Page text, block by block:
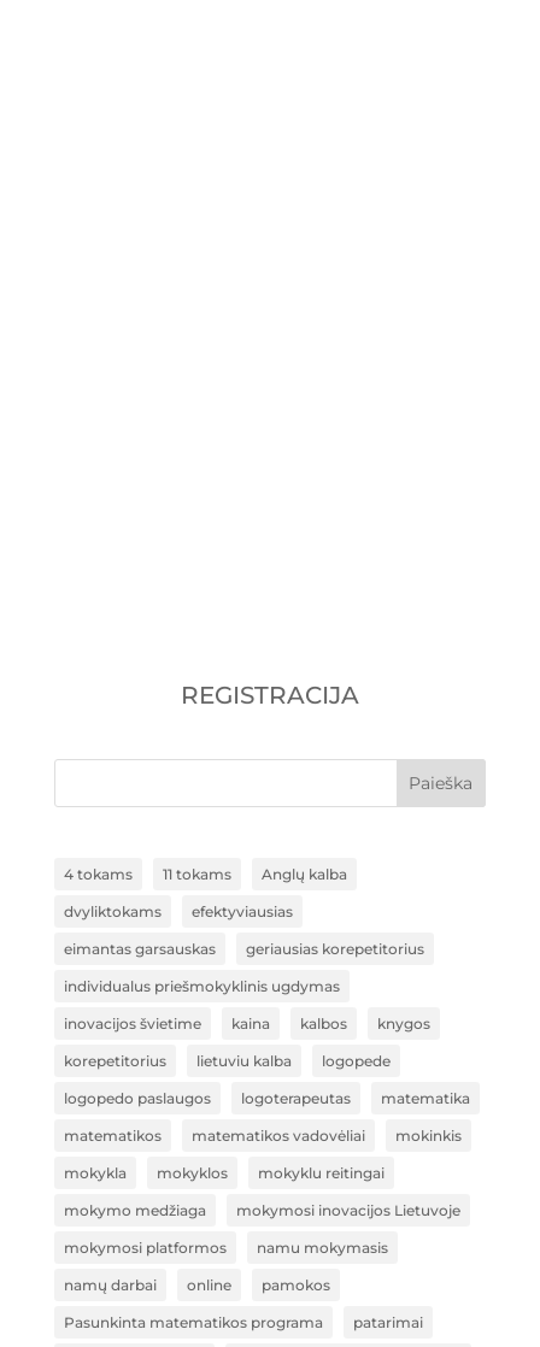
REGISTRACIJA
Paieška
4 tokams 11 tokams Anglų kalba
dvyliktokams efektyviausias
eimantas garsauskas geriausias korepetitorius
individualus priešmokyklinis ugdymas
inovacijos švietime kaina kalbos knygos
korepetitorius lietuviu kalba logopede
logopedo paslaugos logoterapeutas matematika
matematikos matematikos vadovėliai mokinkis
mokykla mokyklos mokyklu reitingai
mokymo medžiaga mokymosi inovacijos Lietuvoje
mokymosi platformos namu mokymasis
namų darbai online pamokos
Pasunkinta matematikos programa patarimai